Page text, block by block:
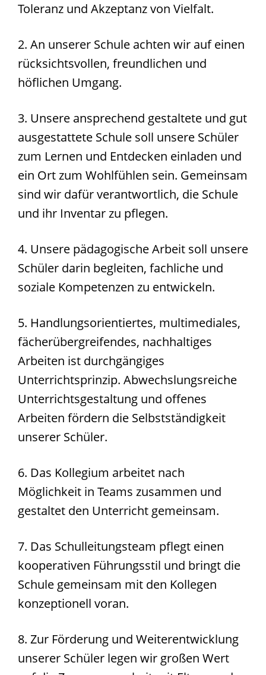
Toleranz und Akzeptanz von Vielfalt.
2. An unserer Schule achten wir auf einen
rücksichtsvollen, freundlichen und
höflichen Umgang.
3. Unsere ansprechend gestaltete und gut
ausgestattete Schule soll unsere Schüler
zum Lernen und Entdecken einladen und
ein Ort zum Wohlfühlen sein. Gemeinsam
sind wir dafür verantwortlich, die Schule
und ihr Inventar zu pflegen.
4. Unsere pädagogische Arbeit soll unsere
Schüler darin begleiten, fachliche und
soziale Kompetenzen zu entwickeln.
5. Handlungsorientiertes, multimediales,
fächerübergreifendes, nachhaltiges
Arbeiten ist durchgängiges
Unterrichtsprinzip. Abwechslungsreiche
Unterrichtsgestaltung und offenes
Arbeiten fördern die Selbstständigkeit
unserer Schüler.
6. Das Kollegium arbeitet nach
Möglichkeit in Teams zusammen und
gestaltet den Unterricht gemeinsam.
7. Das Schulleitungsteam pflegt einen
kooperativen Führungsstil und bringt die
Schule gemeinsam mit den Kollegen
konzeptionell voran.
8. Zur Förderung und Weiterentwicklung
unserer Schüler legen wir großen Wert